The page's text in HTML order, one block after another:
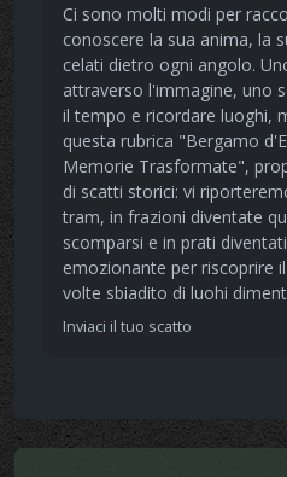
Ci sono molti modi per
conoscere la sua anima, la
celati dietro ogni angolo.
attraverso l'immagine, uno
il tempo e ricordare luoghi,
questa rubrica "Bergamo
Memorie Trasformate",
di scatti storici: vi
tram, in frazioni diventate
scomparsi e in prati
emozionante per riscoprire
volte sbiadito di luohi
Inviaci il tuo scatto